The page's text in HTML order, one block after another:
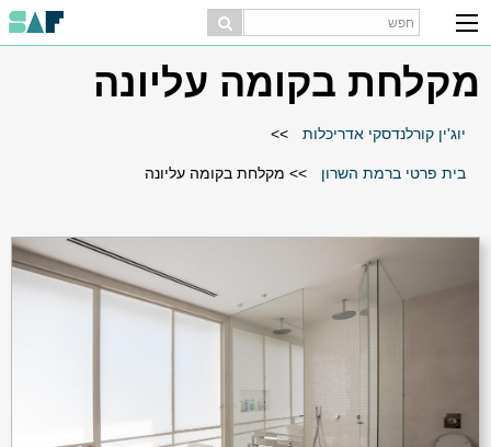
מקלחת בקומה עליונה
יוג'ין קורלנדסקי אדריכלות >>
בית פרטי ברמת השרון >> מקלחת בקומה עליונה